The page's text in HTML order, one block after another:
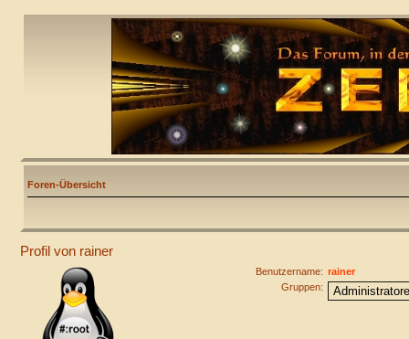
Foren-Übersicht
Profil von rainer
Benutzername: rainer
Gruppen: